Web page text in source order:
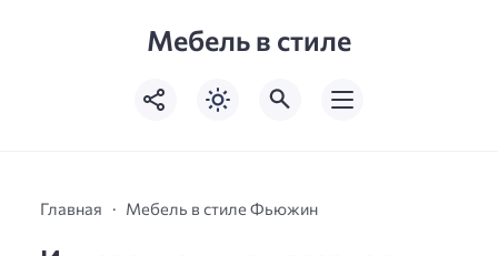
Мебель в стиле
Главная Мебель в стиле Фьюжин